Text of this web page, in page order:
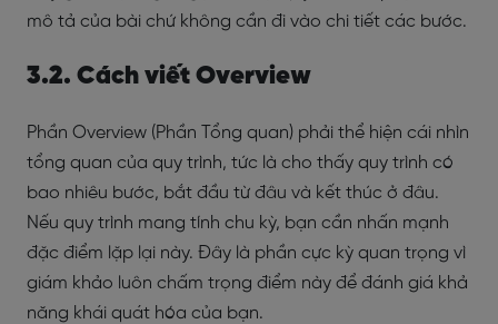
mô tả của bài chứ không cần đi vào chi tiết các bước.
3.2. Cách viết Overview
Phần Overview (Phần Tổng quan) phải thể hiện cái nhìn
tổng quan của quy trình, tức là cho thấy quy trình có
bao nhiêu bước, bắt đầu từ đâu và kết thúc ở đâu.
Nếu quy trình mang tính chu kỳ, bạn cần nhấn mạnh
đặc điểm lặp lại này. Đây là phần cực kỳ quan trọng vì
giám khảo luôn chấm trọng điểm này để đánh giá khả
năng khái quát hóa của bạn.